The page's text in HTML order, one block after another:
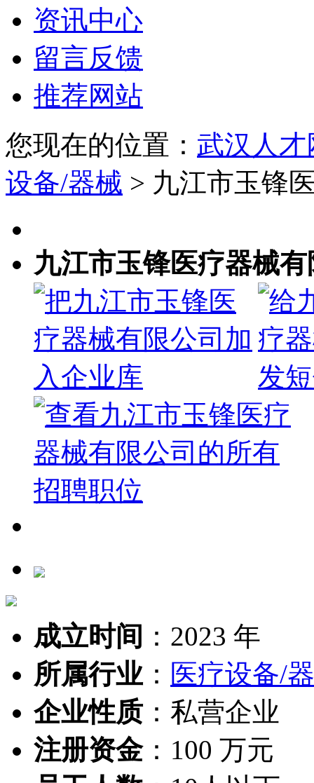
资讯中心
留言反馈
推荐网站
您现在的位置： 武汉人才
设备/器械 > 九江市玉锋
九江市玉锋医疗器械
成立时间 ： 2023 年
所属行业： 医疗设备/
企业性质： 私营企业
注册资金： 100 万元